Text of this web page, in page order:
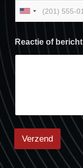
United States +1
Reactie of bericht
Verzend